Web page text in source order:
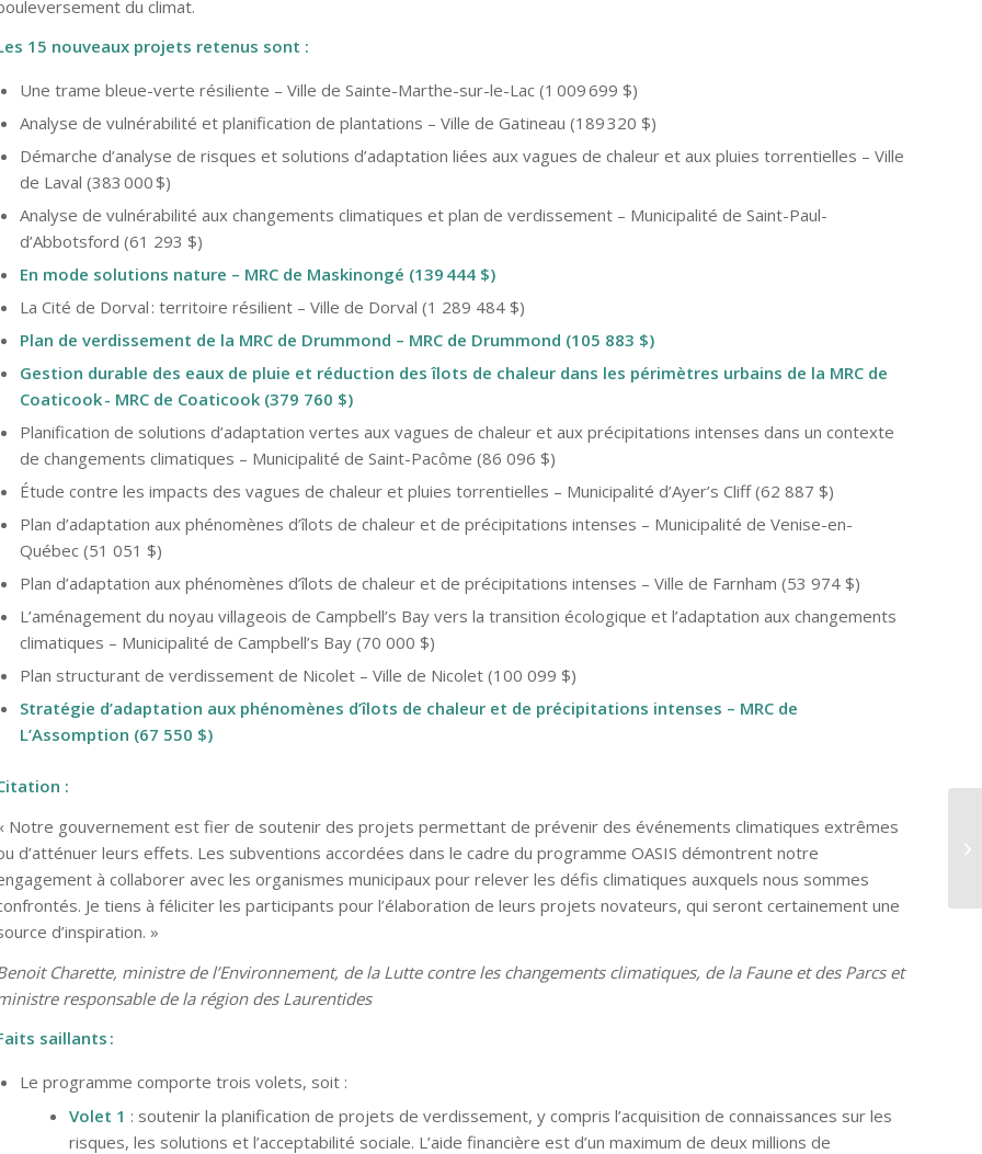
du climat.
15 nouveaux projets retenus sont :
Une trame bleue-verte résiliente – Ville de Sainte-Marthe-sur-le-Lac (1 009 699 $)
Analyse de vulnérabilité et planification de plantations – Ville de Gatineau (189 320 $)
Démarche d’analyse de risques et solutions d’adaptation liées aux vagues de chaleur et aux pluies torrentielles – Ville
de Laval (383 000 $)
Analyse de vulnérabilité aux changements climatiques et plan de verdissement – Municipalité de Saint-Paul-
d’Abbotsford (61 293 $)
En mode solutions nature – MRC de Maskinongé (139 444 $)
La Cité de Dorval : territoire résilient – Ville de Dorval (1 289 484 $)
Plan de verdissement de la MRC de Drummond – MRC de Drummond (105 883 $)
Gestion durable des eaux de pluie et réduction des îlots de chaleur dans les périmètres urbains de la MRC de
Coaticook - MRC de Coaticook (379 760 $)
Planification de solutions d’adaptation vertes aux vagues de chaleur et aux précipitations intenses dans un contexte
de changements climatiques – Municipalité de Saint-Pacôme (86 096 $)
Étude contre les impacts des vagues de chaleur et pluies torrentielles – Municipalité d’Ayer’s Cliff (62 887 $)
Plan d’adaptation aux phénomènes d’îlots de chaleur et de précipitations intenses – Municipalité de Venise-en-
Québec (51 051 $)
Plan d’adaptation aux phénomènes d’îlots de chaleur et de précipitations intenses – Ville de Farnham (53 974 $)
L’aménagement du noyau villageois de Campbell’s Bay vers la transition écologique et l’adaptation aux changements
climatiques – Municipalité de Campbell’s Bay (70 000 $)
Plan structurant de verdissement de Nicolet – Ville de Nicolet (100 099 $)
Stratégie d’adaptation aux phénomènes d’îlots de chaleur et de précipitations intenses – MRC de
L’Assomption (67 550 $)
:
Notre gouvernement est fier de soutenir des projets permettant de prévenir des événements climatiques extrêmes
d’atténuer leurs effets. Les subventions accordées dans le cadre du programme OASIS démontrent notre
à collaborer avec les organismes municipaux pour relever les défis climatiques auxquels nous sommes
Je tiens à féliciter les participants pour l’élaboration de leurs projets novateurs, qui seront certainement une
d’inspiration. »
Charette, ministre de l’Environnement, de la Lutte contre les changements climatiques, de la Faune et des Parcs et
responsable de la région des Laurentides
saillants :
Le programme comporte trois volets, soit :
Volet 1 : soutenir la planification de projets de verdissement, y compris l’acquisition de connaissances sur les
risques, les solutions et l’acceptabilité sociale. L’aide financière est d’un maximum de deux millions de